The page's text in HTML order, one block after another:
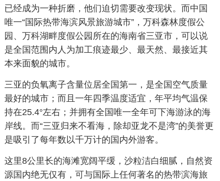
已经成为一种折磨，他们迫切需要改变现状。而中国
唯一“国际热带海滨风景旅游城市”，万科森林度假公
园、万科湖畔度假公园所在的海南省三亚市，可以说
是全国范围内人为加工痕迹最少、最天然、最接近其
本来面貌的城市。
三亚的负氧离子含量位居全国第一，是全国空气质量
最好的城市；而且一年四季温度适宜，年平均气温保
持在25.4°左右；并拥有全国唯一全年可下海游泳的海
岸线。而“三亚归来不看海，除却亚龙不是湾”的美誉更
是吸引了每年数以千万计的国内外游客。
这里8公里长的海滩宽阔平缓，沙粒洁白细腻，自然资
源国内绝无仅有，可与国际上任何著名的热带滨海旅